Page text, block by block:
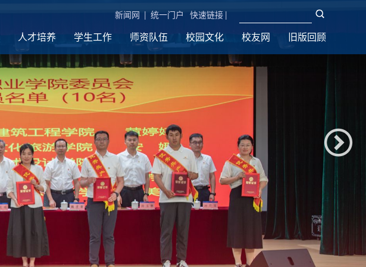
新闻网 | 统一门户 快速链接 |
人才培养 学生工作 师资队伍 校园文化 校友网 旧版回顾